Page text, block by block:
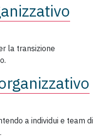
la transizione
a individui e team di